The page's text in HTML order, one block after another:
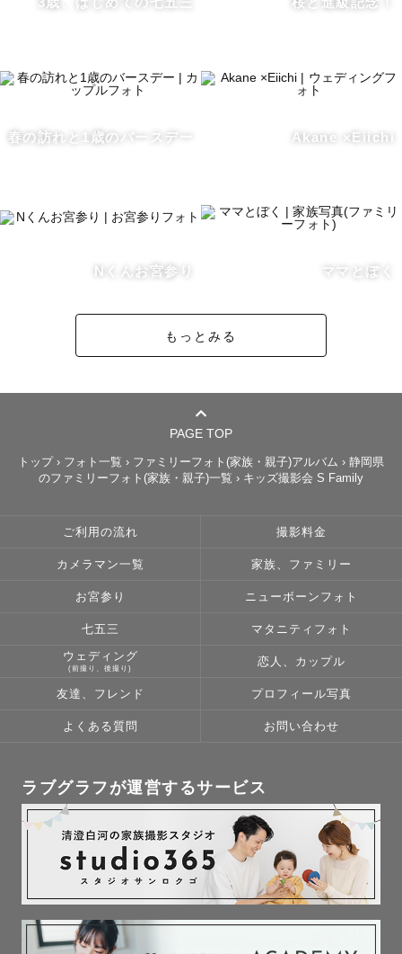
の写真がないから一緒に撮ってほしい
・結婚式で使えるような素敵な前撮り写真を撮りたい
えてくださいね。
・出張撮影が初めてで、自然に笑えるか不安な方
を残してほしい方
そんな方はぜひ私にお任せください。
どのように写っているのか分かるので、緊張もほぐれて安
心して撮影できると思います。
ポートフォリオに載せているような自然な笑顔と温かい雰
囲気の写真をたくさん残します。
【まーさについて🏃‍♂️】
26年1月まで11年程静岡県にも住んでいました。
日本全国、四季折々の風景写真も撮りに行っています。
ですが、性格は穏やか。
りな子も段々と打ち解けられてよかったです」
てくださったので、いい写真がたくさん撮れました」
このようにゲスト様からは言っていただけることが多いで
す。
【写真に対する想い🍀】
私にとって小さい頃の出来事も、何気ない日常も、特別な
記念日も、どれも大切な思い出です。
写真を見ながら誰かと一緒に思い出話をしたり、一人で懐
春の訪れと1歳のバースデー Akane ×Eiichi
Nくんお宮参り ママとぼく
もっとみる
PAGE TOP
トップ › フォト一覧 › ファミリーフォト(家族・親子)アルバム › 静岡県
のファミリーフォト(家族・親子)一覧 › キッズ撮影会 S Family
ご利用の流れ 撮影料金
カメラマン一覧 家族、ファミリー
お宮参り ニューボーンフォト
七五三 マタニティフォト
ウェディング
(前撮り、後撮り)
恋人、カップル
友達、フレンド プロフィール写真
よくある質問 お問い合わせ
ラブグラフが運営するサービス